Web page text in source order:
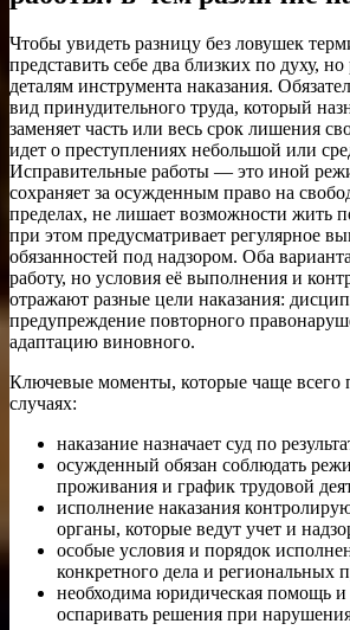
Чтобы увидеть разницу без ловушек
представить себе два близких по духу,
деталям инструмента наказания.
вид принудительного труда, который
заменяет часть или весь срок лишения
идет о преступлениях небольшой или
Исправительные работы — это иной
сохраняет за осужденным право на
пределах, не лишает возможности жить
при этом предусматривает регулярное
обязанностей под надзором. Оба
работу, но условия её выполнения и
отражают разные цели наказания:
предупреждение повторного
адаптацию виновного.
Ключевые моменты, которые чаще всего
случаях:
наказание назначает суд по
осужденный обязан соблюдать
проживания и график трудовой
исполнение наказания
органы, которые ведут учет и
особые условия и порядок
конкретного дела и региональных
необходима юридическая помощь и
оспаривать решения при